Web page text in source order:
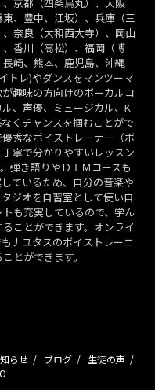
京都（四条烏丸）、大阪
東、豊中、江坂）、兵庫（三
奈良（大和西大寺）、岡山
、香川（高松）、福岡（博
崎、熊本、鹿児島、沖縄
トレ)やダンスをマンツーマ
趣味の方向けのボーカルコ
、声優、ミュージカル、K-
くチャンスを掴むことがで
秀なボイストレーナー（ボ
寧で分かりやすいレッスン
弾き語りやＤＴＭコースも
ているため、自分の音楽や
ジオを自習室として使い自
も充実しているので、学ん
ことができます。オンライ
ナユタスのボイストレーニ
とができます。
らせ ブログ
生徒の声